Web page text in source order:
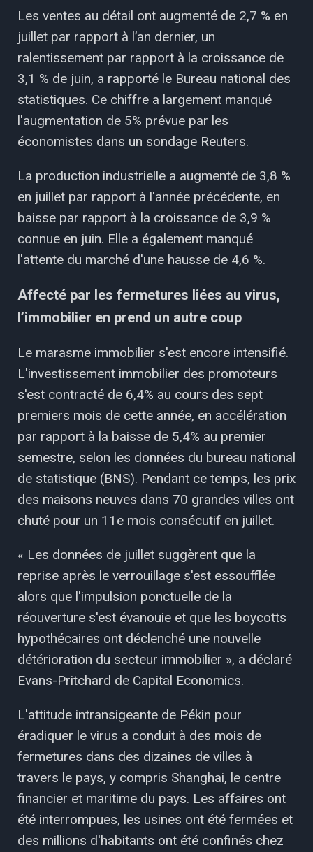
Les ventes au détail ont augmenté de 2,7 % en
juillet par rapport à l’an dernier, un
ralentissement par rapport à la croissance de
3,1 % de juin, a rapporté le Bureau national des
statistiques. Ce chiffre a largement manqué
l'augmentation de 5% prévue par les
économistes dans un sondage Reuters.
La production industrielle a augmenté de 3,8 %
en juillet par rapport à l'année précédente, en
baisse par rapport à la croissance de 3,9 %
connue en juin. Elle a également manqué
l'attente du marché d'une hausse de 4,6 %.
Affecté par les fermetures liées au virus,
l’immobilier en prend un autre coup
Le marasme immobilier s'est encore intensifié.
L'investissement immobilier des promoteurs
s'est contracté de 6,4% au cours des sept
premiers mois de cette année, en accélération
par rapport à la baisse de 5,4% au premier
semestre, selon les données du bureau national
de statistique (BNS). Pendant ce temps, les prix
des maisons neuves dans 70 grandes villes ont
chuté pour un 11e mois consécutif en juillet.
« Les données de juillet suggèrent que la
reprise après le verrouillage s'est essoufflée
alors que l'impulsion ponctuelle de la
réouverture s'est évanouie et que les boycotts
hypothécaires ont déclenché une nouvelle
détérioration du secteur immobilier », a déclaré
Evans-Pritchard de Capital Economics.
L'attitude intransigeante de Pékin pour
éradiquer le virus a conduit à des mois de
fermetures dans des dizaines de villes à
travers le pays, y compris Shanghai, le centre
financier et maritime du pays. Les affaires ont
été interrompues, les usines ont été fermées et
des millions d'habitants ont été confinés chez